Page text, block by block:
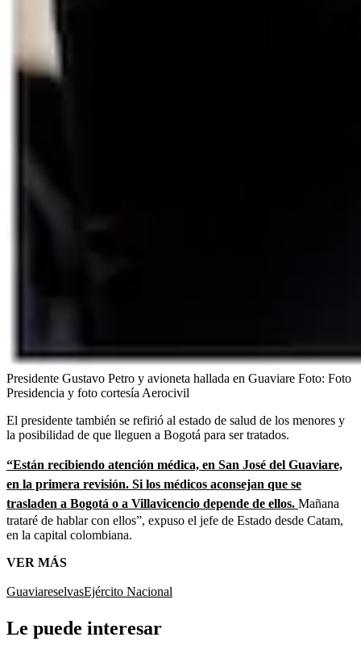
Presidente Gustavo Petro y avioneta hallada en Guaviare Foto: Foto
Presidencia y foto cortesía Aerocivil
El presidente también se refirió al estado de salud de los menores y
la posibilidad de que lleguen a Bogotá para ser tratados.
“Están recibiendo atención médica, en San José del Guaviare,
en la primera revisión. Si los médicos aconsejan que se
trasladen a Bogotá o a Villavicencio depende de ellos. Mañana
trataré de hablar con ellos”, expuso el jefe de Estado desde Catam,
en la capital colombiana.
VER MÁS
GuaviareselvasEjército Nacional
Le puede interesar